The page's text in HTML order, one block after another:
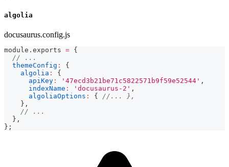
algolia
docusaurus.config.js
module . exports = {
// ...
themeConfig :
{
algolia :
{
apiKey : '47ecd3b21be71c5822571b9f59e52544' ,
indexName : 'docusaurus-2' ,
algoliaOptions : {
//... },
} ,
// ...
} ,
} ;